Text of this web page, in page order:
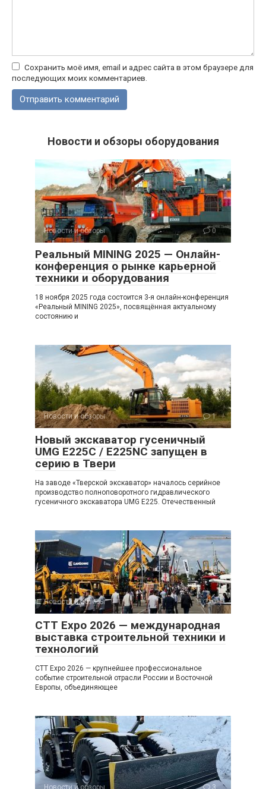
Сохранить моё имя, email и адрес сайта в этом браузере для
последующих моих комментариев.
Новости и обзоры оборудования
Новости и обзоры 0
Реальный MINING 2025 — Онлайн-
конференция о рынке карьерной
техники и оборудования
18 ноября 2025 года состоится 3-я онлайн-конференция
«Реальный MINING 2025», посвящённая актуальному
состоянию и
Новости и обзоры 1
Новый экскаватор гусеничный
UMG E225C / E225NC запущен в
серию в Твери
На заводе «Тверской экскаватор» началось серийное
производство полноповоротного гидравлического
гусеничного экскаватора UMG E225. Отечественный
Новости и обзоры 0
CTT Expo 2026 — международная
выставка строительной техники и
технологий
CTT Expo 2026 — крупнейшее профессиональное
событие строительной отрасли России и Восточной
Европы, объединяющее
Новости и обзоры 3